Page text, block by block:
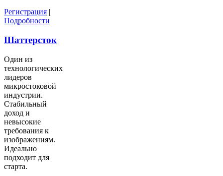
Регистрация |
Подробности
Шаттерсток
Один из
технологических
лидеров
микростоковой
индустрии.
Стабильный
доход и
невысокие
требования к
изображениям.
Идеально
подходит для
старта.